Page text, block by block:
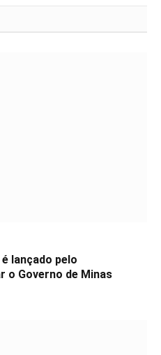
lançado pelo
o Governo de Minas